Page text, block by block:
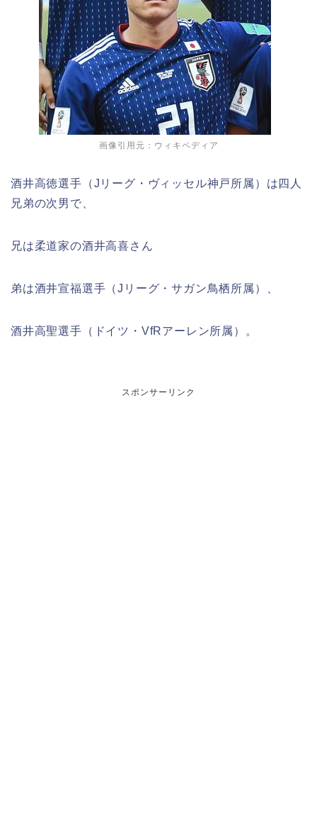
画像引用元：ウィキペディア
酒井高徳選手（Jリーグ・ヴィッセル神戸所属）は四人
兄弟の次男で、
兄は柔道家の酒井高喜さん
弟は酒井宣福選手（Jリーグ・サガン鳥栖所属）、
酒井高聖選手（ドイツ・VfRアーレン所属）。
スポンサーリンク